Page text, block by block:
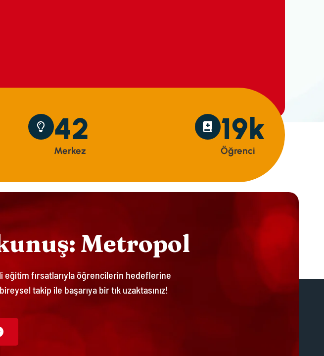
52
MERKEZ
24k
ÖĞRENCI
UNUŞ: METROPOL
fırsatlarıyla öğrencilerin hedeflerine
takip ile başarıya bir tık uzaktasınız!